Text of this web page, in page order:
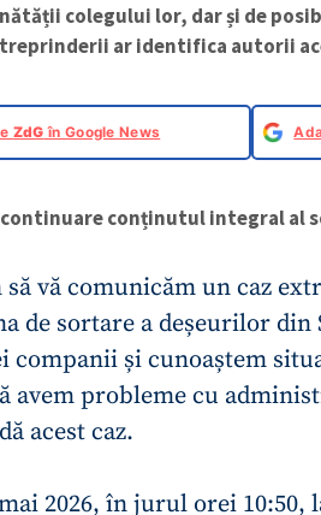
colegului lor, dar și de
ar identifica autorii
ZdG în Google News
conținutul integral al
să vă comunicăm un caz
de sortare a deșeurilor din
companii și cunoaștem
avem probleme cu
acest caz.
2026, în jurul orei 10:50,